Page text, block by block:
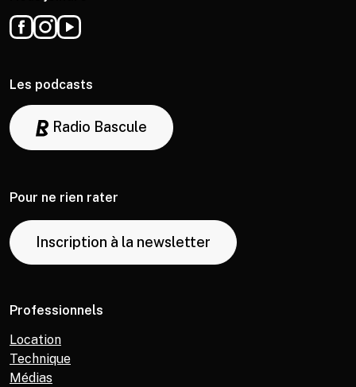
Les podcasts
Radio Bascule
Pour ne rien rater
Inscription à la newsletter
Professionnels
Location
Technique
Médias